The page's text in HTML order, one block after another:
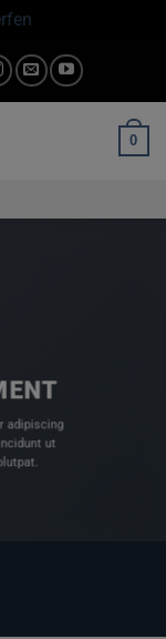
0
adipiscing
ut